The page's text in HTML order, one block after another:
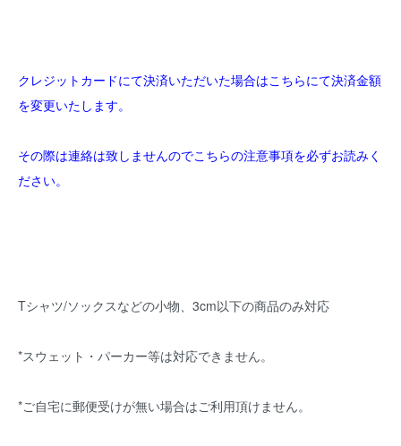
クレジットカードにて決済いただいた場合はこちらにて決済金額
を変更いたします。
その際は連絡は致しませんのでこちらの注意事項を必ずお読みく
ださい。
Tシャツ/ソックスなどの小物、3cm以下の商品のみ対応
*スウェット・パーカー等は対応できません。
*ご自宅に郵便受けが無い場合はご利用頂けません。